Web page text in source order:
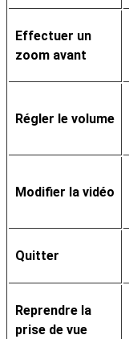
Effectuer un
zoom avant
Régler le volume
Modifier la vidéo
Quitter
Reprendre la
prise de vue